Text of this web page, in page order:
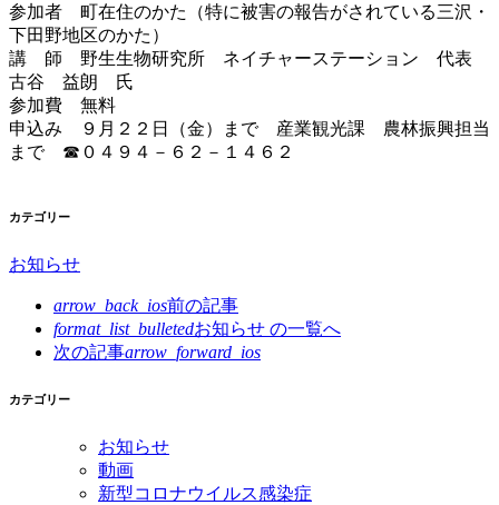
参加者 町在住のかた（特に被害の報告がされている三沢・
下田野地区のかた）
講 師 野生生物研究所 ネイチャーステーション 代表
古谷 益朗 氏
参加費 無料
申込み ９月２２日（金）まで 産業観光課 農林振興担当
まで ☎０４９４－６２－１４６２
カテゴリー
お知らせ
arrow_back_ios前の記事
format_list_bulletedお知らせ の一覧へ
次の記事arrow_forward_ios
カテゴリー
お知らせ
動画
新型コロナウイルス感染症